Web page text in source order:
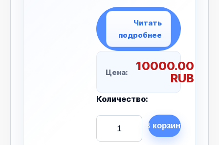
Читать
подробнее
Цена:
10000.00
RUB
Количество: